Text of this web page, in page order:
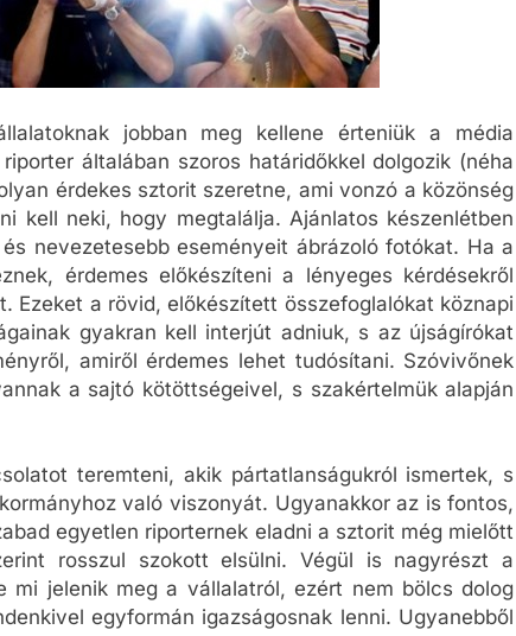
jobban meg kellene érteniük a média
általában szoros határidőkkel dolgozik (néha
érdekes sztorit szeretne, ami vonzó a közönség
kell neki, hogy megtalálja. Ajánlatos készenlétben
nevezetesebb eseményeit ábrázoló fotókat. Ha a
érdemes előkészíteni a lényeges kérdésekről
Ezeket a rövid, előkészített összefoglalókat köznapi
gyakran kell interjút adniuk, s az újságírókat
amiről érdemes lehet tudósítani. Szóvivőnek
a sajtó kötöttségeivel, s szakértelmük alapján
teremteni, akik pártatlanságukról ismertek, s
való viszonyát. Ugyanakkor az is fontos,
egyetlen riporternek eladni a sztorit még mielőtt
rosszul szokott elsülni. Végül is nagyrészt a
jelenik meg a vállalatról, ezért nem bölcs dolog
egyformán igazságosnak lenni. Ugyanebből